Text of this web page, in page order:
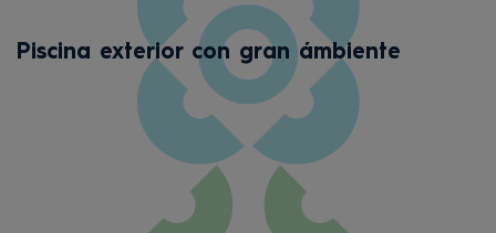
Piscina exterior con gran ámbiente